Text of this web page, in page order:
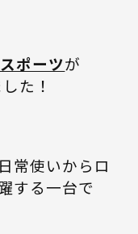
ポーツが
た！
常使いからロ
する一台で